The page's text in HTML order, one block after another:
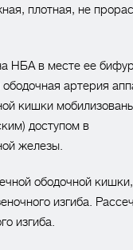
плотная, не
НБА в месте ее
артерия
кишки
доступом в
железы.
ободочной кишки,
изгиба.
изгиба.